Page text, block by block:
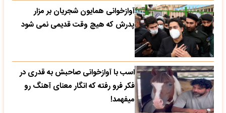
آوازخوانی همایون شجریان بر مزار
پدرش که هیچ وقت قدیمی نمی شود
اسب با آوازخوانی صاحبش به قدری در
فکر فرو رفته که انگار معنای آهنگ رو
میفهمد!